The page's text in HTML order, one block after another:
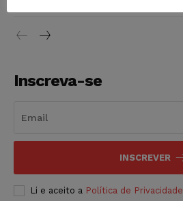
Inscreva-se
INSCREVER
Li e aceito a Política de Privacidade